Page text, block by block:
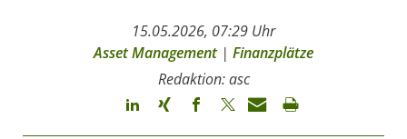
15.05.2026, 07:29 Uhr
Asset Management| Finanzplätze
Redaktion: asc